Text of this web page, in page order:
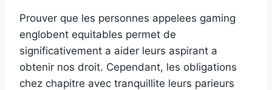
Prouver que les personnes appelees gaming
englobent equitables permet de
significativement a aider leurs aspirant a
obtenir nos droit. Cependant, les obligations
chez chapitre avec tranquillite leurs parieurs